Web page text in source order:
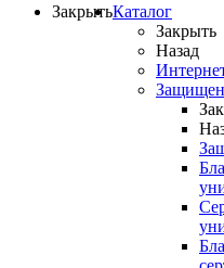
ЗакрытьКаталог
Закрыть
Назад